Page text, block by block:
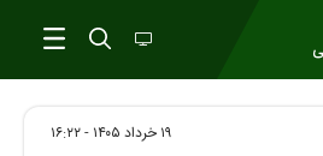
۱۹ خرداد ۱۴۰۵ - ۱۶:۲۲